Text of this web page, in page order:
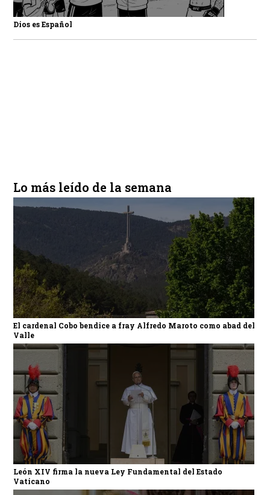
Dios es Español
Lo más leído de la semana
El cardenal Cobo bendice a fray Alfredo Maroto como abad del
Valle
León XIV firma la nueva Ley Fundamental del Estado
Vaticano